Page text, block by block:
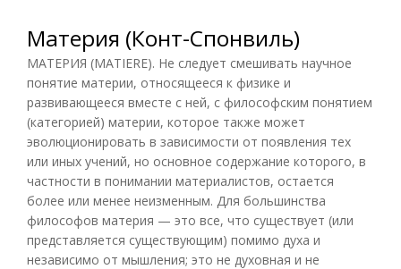
Материя (Конт-Спонвиль)
МАТЕРИЯ (MATIERE). Не следует смешивать научное
понятие материи, относящееся к физике и
развивающееся вместе с ней, с философским понятием
(категорией) материи, которое также может
эволюционировать в зависимости от появления тех
или иных учений, но основное содержание которого, в
частности в понимании материалистов, остается
более или менее неизменным. Для большинства
философов материя — это все, что существует (или
представляется существующим) помимо духа и
независимо от мышления; это не духовная и не